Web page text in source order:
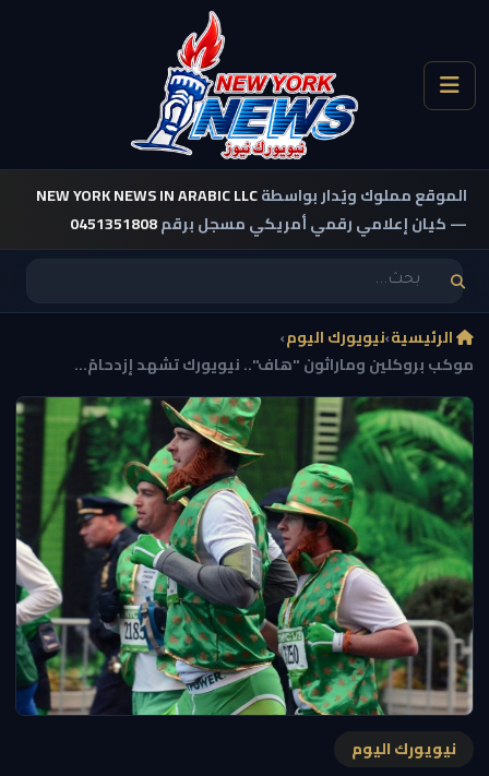
الموقع مملوك ويُدار بواسطةNEW YORK NEWS IN ARABIC LLC
— كيان إعلامي رقمي أمريكي مسجل برقم0451351808
الرئيسية›نيويورك اليوم›
موكب بروكلين وماراثون "هاف".. نيويورك تشهد إزدحامً...
نيويورك اليوم